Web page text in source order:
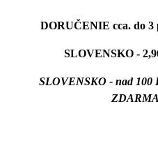
DORUČENIE cca. do 3
SLOVENSKO -
SLOVENSKO - nad 100
ZDARMA